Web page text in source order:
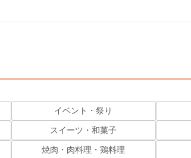
イベント・祭り
スイーツ・和菓子
焼肉・肉料理・鶏料理